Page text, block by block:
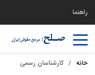
راهنما
خانه کارشناسان رسمی